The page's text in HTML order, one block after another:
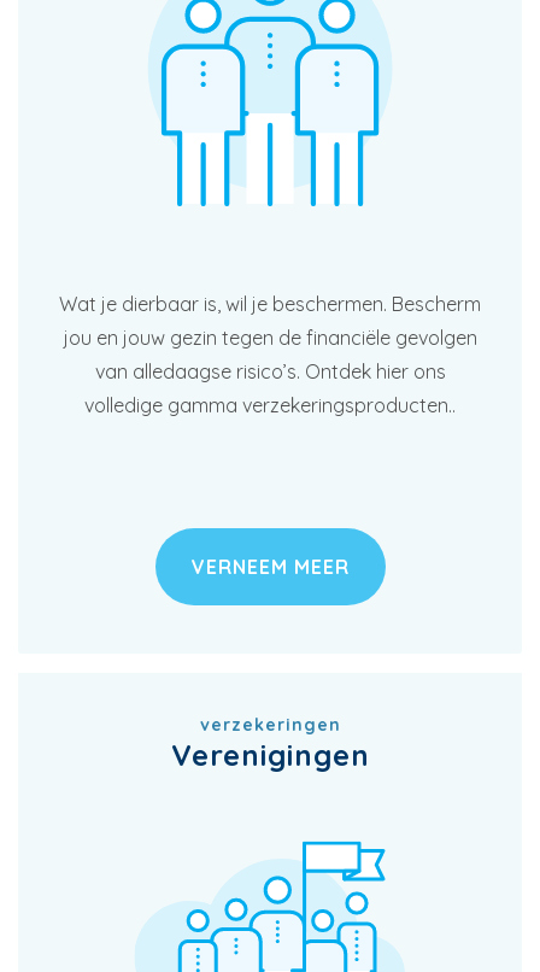
Wat je dierbaar is, wil je beschermen. Bescherm
jou en jouw gezin tegen de financiële gevolgen
van alledaagse risico’s. Ontdek hier ons
volledige gamma verzekeringsproducten..
VERNEEM MEER
verzekeringen
Verenigingen